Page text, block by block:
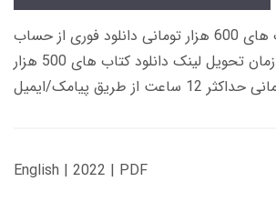
زمان تحویل کتاب های 600 هزار تومانی دانلود فوری از حساب
کاربری می باشد، و زمان تحویل لینک دانلود کتاب های 500 هزار
12 ساعت از طریق پیامک/ایمیل
English | 2022 | PDF